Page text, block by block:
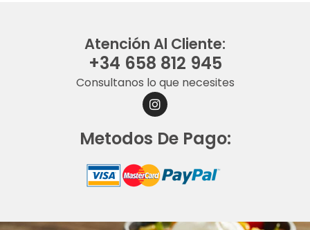
Atención Al Cliente:
+34 658 812 945
Consultanos lo que necesites
I
N
S
G
R
Metodos De Pago: